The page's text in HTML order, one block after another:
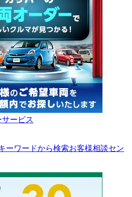
ービス
ーワードから検索お客様相談セン